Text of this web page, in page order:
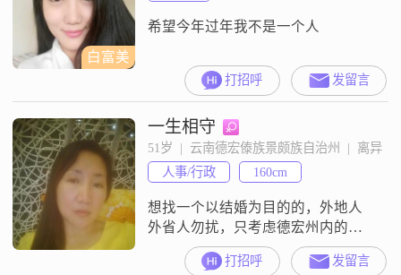
白富美
希望今年过年我不是一个人
打招呼 发留言
一生相守
51岁  |  云南德宏傣族景颇族自治州  |  离异
人事/行政
160cm
想找一个以结婚为目的的，外地人
外省人勿扰，只考虑德宏州内的，
对待感情专一，注重家庭爱家，有
责任心，坦诚相待，遇事能包容，
打招呼 发留言